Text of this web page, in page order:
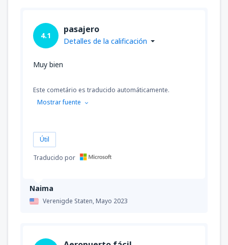
Naima
Verenigde Staten,Mayo 2023
4.1
pasajero
Detalles de la calificación
Muy bien
Este cometário es traducido automáticamente.
Mostrar fuente
Útil
Traducido por